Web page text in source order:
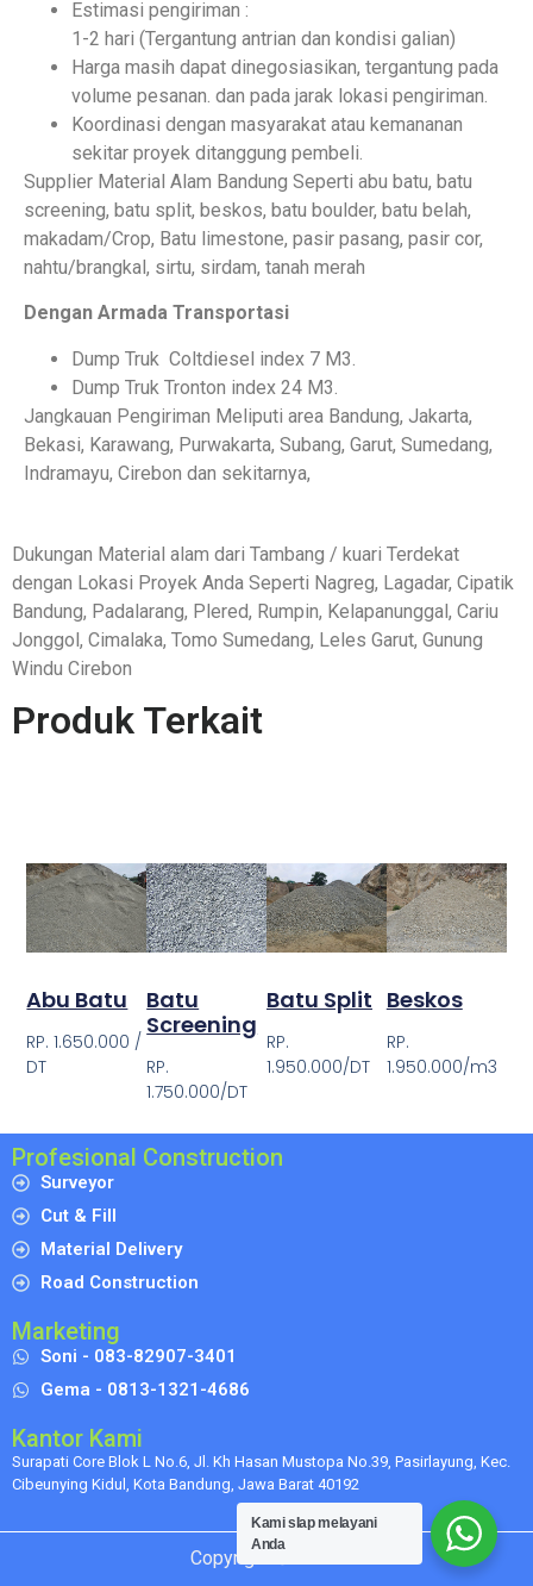
Estimasi pengiriman :
1-2 hari (Tergantung antrian dan kondisi galian)
Harga masih dapat dinegosiasikan, tergantung pada
volume pesanan. dan pada jarak lokasi pengiriman.
Koordinasi dengan masyarakat atau kemananan
sekitar proyek ditanggung pembeli.
Supplier Material Alam Bandung Seperti abu batu, batu
screening, batu split, beskos, batu boulder, batu belah,
makadam/Crop, Batu limestone, pasir pasang, pasir cor,
nahtu/brangkal, sirtu, sirdam, tanah merah
Dengan Armada Transportasi
Dump Truk Coltdiesel index 7 M3.
Dump Truk Tronton index 24 M3.
Jangkauan Pengiriman Meliputi area Bandung, Jakarta,
Bekasi, Karawang, Purwakarta, Subang, Garut, Sumedang,
Indramayu, Cirebon dan sekitarnya,
Dukungan Material alam dari Tambang / kuari Terdekat
dengan Lokasi Proyek Anda Seperti Nagreg, Lagadar, Cipatik
Bandung, Padalarang, Plered, Rumpin, Kelapanunggal, Cariu
Jonggol, Cimalaka, Tomo Sumedang, Leles Garut, Gunung
Windu Cirebon
Produk Terkait
Abu Batu
RP. 1.650.000 /
DT
Batu
Screening
RP.
1.750.000/DT
Batu Split
RP.
1.950.000/DT
Beskos
RP.
1.950.000/m3
Profesional Construction
Surveyor
Cut & Fill
Material Delivery
Road Construction
Marketing
Soni - 083-82907-3401
Gema - 0813-1321-4686
Kantor Kami
Surapati Core Blok L No.6, Jl. Kh Hasan Mustopa No.39, Pasirlayung, Kec.
Cibeunying Kidul, Kota Bandung, Jawa Barat 40192
Copyright © 2024
Kami sIap melayani
Anda